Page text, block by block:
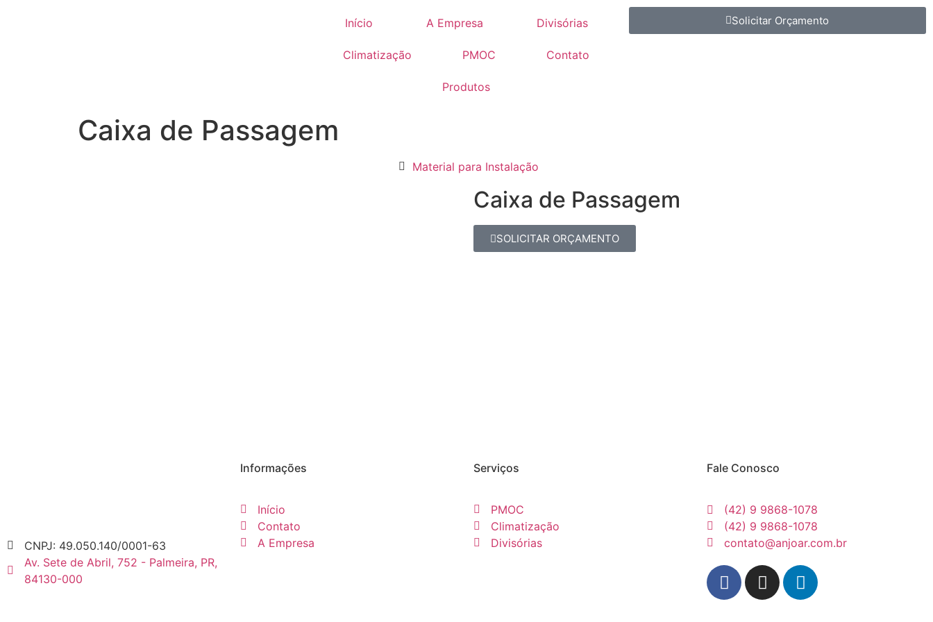
Início A Empresa Divisórias
Climatização PMOC Contato
Produtos
Solicitar Orçamento
Caixa de Passagem
Material para Instalação
Caixa de Passagem
SOLICITAR ORÇAMENTO
CNPJ: 49.050.140/0001-63
Av. Sete de Abril, 752 - Palmeira, PR,
84130-000
Informações
Início
Contato
A Empresa
Serviços
PMOC
Climatização
Divisórias
Fale Conosco
(42) 9 9868-1078
(42) 9 9868-1078
contato@anjoar.com.br